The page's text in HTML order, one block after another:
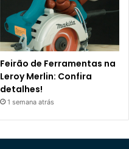
Feirão de Ferramentas na
Leroy Merlin: Confira
detalhes!
1 semana atrás